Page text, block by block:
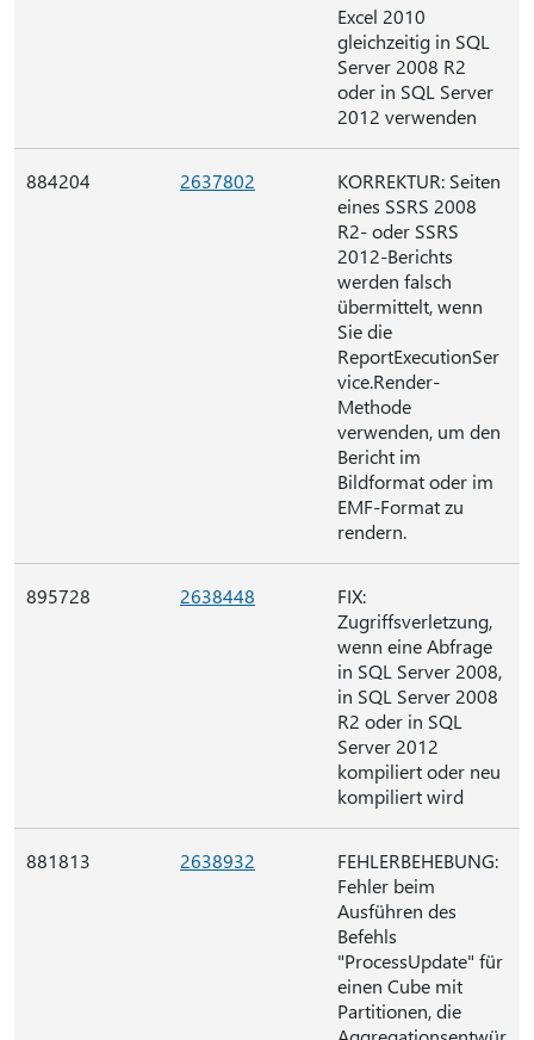
Excel 2010
gleichzeitig in SQL
Server 2008 R2
oder in SQL Server
2012 verwenden
884204 2637802
KORREKTUR: Seiten
eines SSRS 2008
R2- oder SSRS
2012-Berichts
werden falsch
übermittelt, wenn
Sie die
ReportExecutionSer
vice.Render-
Methode
verwenden, um den
Bericht im
Bildformat oder im
EMF-Format zu
rendern.
895728 2638448
FIX:
Zugriffsverletzung,
wenn eine Abfrage
in SQL Server 2008,
in SQL Server 2008
R2 oder in SQL
Server 2012
kompiliert oder neu
kompiliert wird
881813 2638932
FEHLERBEHEBUNG:
Fehler beim
Ausführen des
Befehls
"ProcessUpdate" für
einen Cube mit
Partitionen, die